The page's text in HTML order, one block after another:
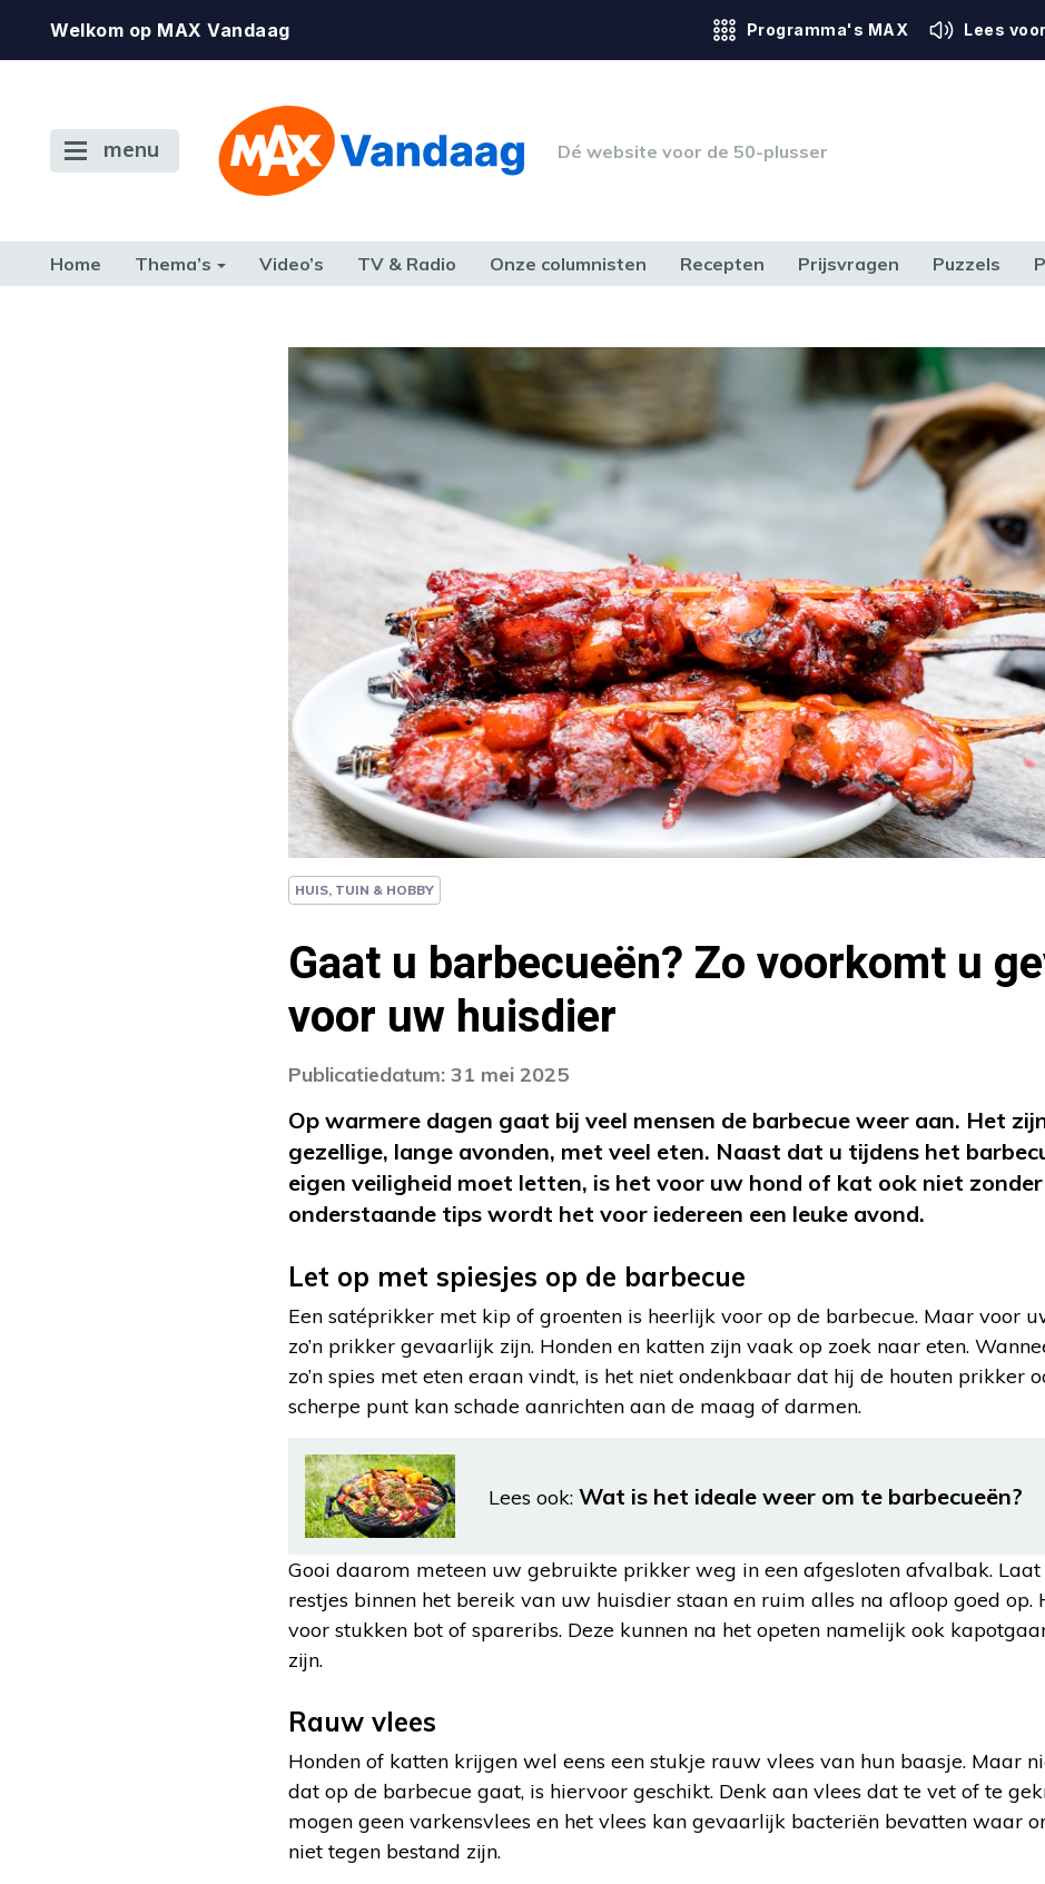
Welkom op MAX Vandaag Programma's MAX Lees voor
menu Dé website voor de 50-plusser
Home Thema’s Video’s TV & Radio Onze columnisten Recepten Prijsvragen Puzzels
HUIS, TUIN & HOBBY
Gaat u barbecueën? Zo voorkomt u
voor uw huisdier
Publicatiedatum: 31 mei 2025
Op warmere dagen gaat bij veel mensen de barbecue weer aan. Het
gezellige, lange avonden, met veel eten. Naast dat u tijdens het
eigen veiligheid moet letten, is het voor uw hond of kat ook niet
onderstaande tips wordt het voor iedereen een leuke avond.
Let op met spiesjes op de barbecue
Een satéprikker met kip of groenten is heerlijk voor op de barbecue. Maar voor
zo’n prikker gevaarlijk zijn. Honden en katten zijn vaak op zoek naar eten.
zo’n spies met eten eraan vindt, is het niet ondenkbaar dat hij de houten prikker
scherpe punt kan schade aanrichten aan de maag of darmen.
Lees ook: Wat is het ideale weer om te barbecueën?
Gooi daarom meteen uw gebruikte prikker weg in een afgesloten afvalbak.
restjes binnen het bereik van uw huisdier staan en ruim alles na afloop goed op.
voor stukken bot of spareribs. Deze kunnen na het opeten namelijk ook
zijn.
Rauw vlees
Honden of katten krijgen wel eens een stukje rauw vlees van hun baasje. Maar
dat op de barbecue gaat, is hiervoor geschikt. Denk aan vlees dat te vet of te
mogen geen varkensvlees en het vlees kan gevaarlijk bacteriën bevatten waar
niet tegen bestand zijn.